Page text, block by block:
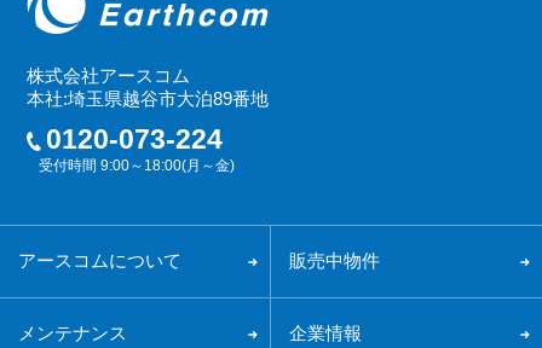
株式会社アースコム
本社:埼玉県越谷市大泊89番地
0120-073-224
受付時間 9:00～18:00(月～金)
アースコムについて 販売中物件
メンテナンス 企業情報